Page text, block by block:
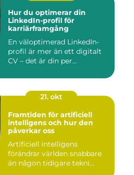
Hur du optimerar din
LinkedIn-profil för
karriärframgång
En väloptimerad LinkedIn-
profil är mer än ett digitalt
CV – det är din per...
21. okt
Framtiden för artificiell
intelligens och hur den
påverkar oss
Artificiell intelligens
förändrar världen snabbare
än någon tidigare tekni...